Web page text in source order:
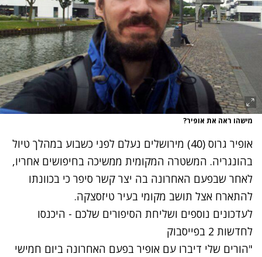
מישהו ראה את אופיר?
אופיר גרוס (40) מירושלים נעלם לפני כשבוע במהלך טיול
בהונגריה. המשטרה המקומית ממשיכה בחיפושים אחריו,
לאחר שבפעם האחרונה בה יצר קשר סיפר כי בכוונתו
להתארח אצל תושב מקומי בעיר טיזסצקה.
לעדכונים נוספים ושליחת הסיפורים שלכם - היכנסו
לחדשות 2 בפייסבוק
"הורים שלי דיברו עם אופיר בפעם האחרונה ביום חמישי